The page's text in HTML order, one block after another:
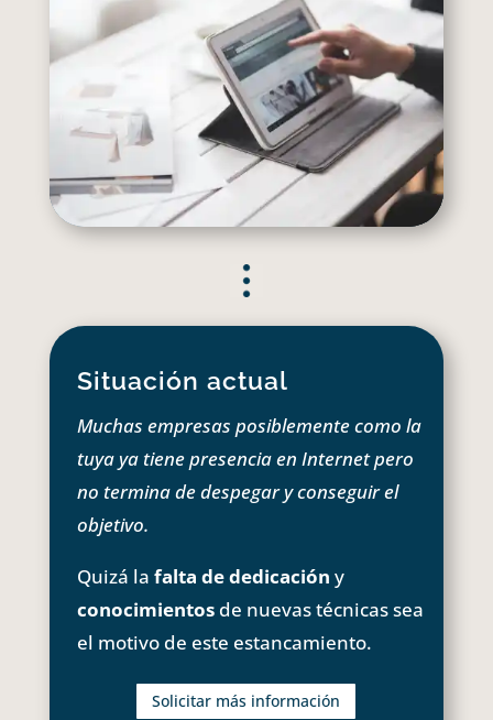
Situación actual
Muchas empresas posiblemente como la
tuya ya tiene presencia en Internet pero
no termina de despegar y conseguir el
objetivo.
Quizá la falta de dedicación y
conocimientosde nuevas técnicas sea
el motivo de este estancamiento.
Solicitar más información